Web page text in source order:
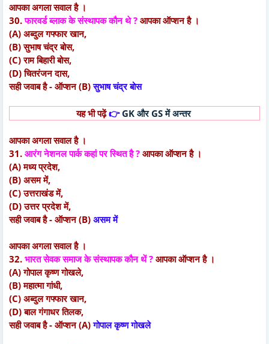
आपका अगला सवाल है ।
30.फारवर्ड ब्लाक के संस्थापक कौन थे ? आपका ऑप्शन है ।
(A) अब्दुल गफ्फार खान,
(B) सुभाष चंद्र बोस,
(C) राम बिहारी बोस,
(D) चितरंजन दास,
सही जवाब है - ऑप्शन (B)सुभाष चंद्र बोस
यह भी पढ़ें👉GK और GS में अन्तर
आपका अगला सवाल है ।
31. आरंग नेशनल पार्क कहां पर स्थित है ? आपका ऑप्शन है ।
(A) मध्य प्रदेश,
(B) असम में,
(C) उत्तराखंड में,
(D) उत्तर प्रदेश में,
सही जवाब है - ऑप्शन (B) असम में
आपका अगला सवाल है ।
32. भारत सेवक समाज के संस्थापक कौन थें ? आपका ऑप्शन है ।
(A) गोपाल कृष्ण गोखले,
(B) महात्मा गांधी,
(C) अब्दुल गफ्फार खान,
(D) बाल गंगाधर तिलक,
सही जवाब है - ऑप्शन (A)गोपाल कृष्ण गोखले